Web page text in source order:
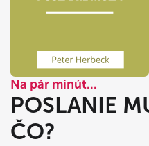
Na pár minút...
POSLANIE
ČO?